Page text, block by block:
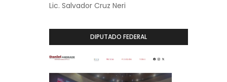
Lic. Salvador Cruz Neri
DIPUTADO FEDERAL